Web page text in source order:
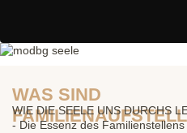
WIE DIE SEELE UNS DURCHS
- Die Essenz des Familienstellens
WAS SIND